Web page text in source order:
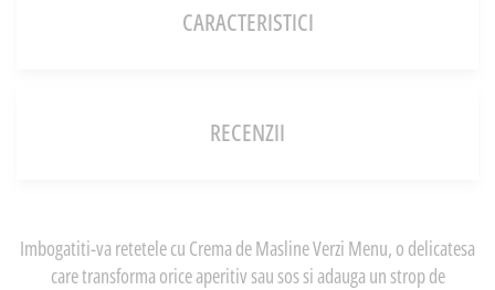
CARACTERISTICI
RECENZII
Imbogatiti-va retetele cu Crema de Masline Verzi Menu, o delicatesa
care transforma orice aperitiv sau sos si adauga un strop de